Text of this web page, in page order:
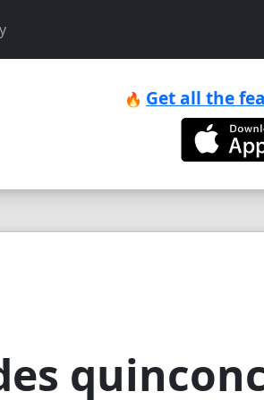
🔥 Get all the